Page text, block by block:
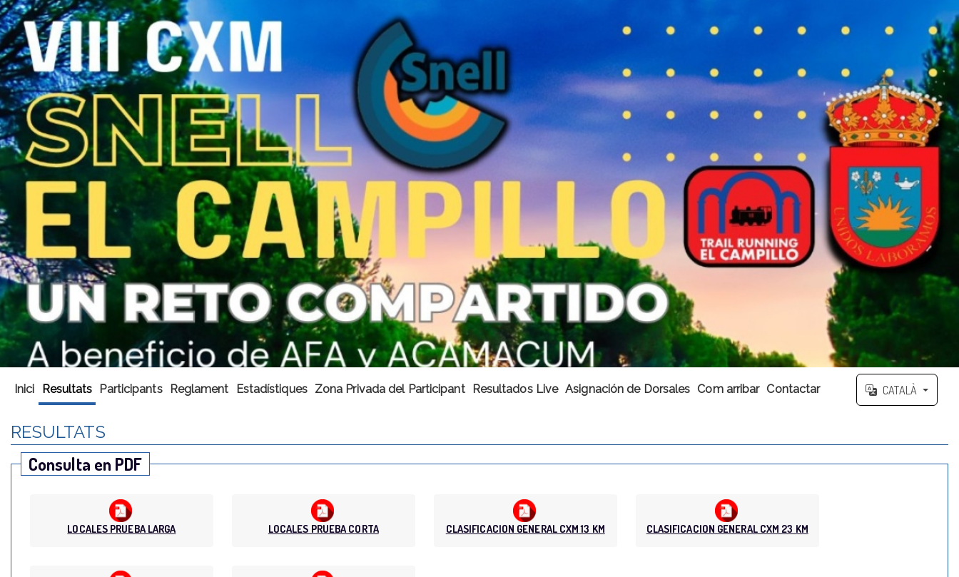
Inici Resultats Participants Reglament Estadístiques Zona Privada del Participant Resultados Live Asignación de Dorsales Com arribar Contactar CATALÀ
RESULTATS
Consulta en PDF
LOCALES PRUEBA LARGA LOCALES PRUEBA CORTA CLASIFICACION GENERAL CXM 13 KM CLASIFICACION GENERAL CXM 23 KM